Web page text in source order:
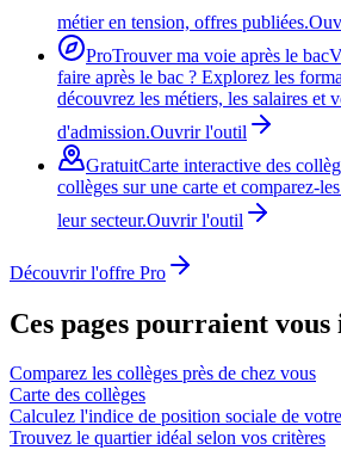
métier en tension, offres publiées.
ProTrouver ma voie après le bac
faire après le bac ? Explorez les
découvrez les métiers, les salaires et
d'admission.Ouvrir l'outil
GratuitCarte interactive des
collèges sur une carte et comparez-
leur secteur.Ouvrir l'outil
Découvrir l'offre Pro
Ces pages pourraient vous
Comparez les collèges près de chez vous
Carte des collèges
Calculez l'indice de position sociale de
Trouvez le quartier idéal selon vos critères